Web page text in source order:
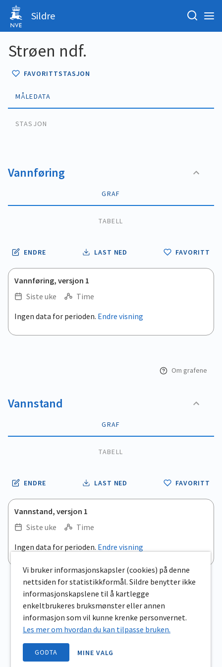
Sildre
Strøen ndf.
FAVORITTSTASJON
MÅLEDATA
STASJON
Vannføring
GRAF
TABELL
ENDRE LAST NED FAVORITT
Vannføring, versjon 1
Siste uke
Time
.
View as data table, .
Ingen data for perioden. Endre visning
Om grafene
Vannstand
GRAF
TABELL
ENDRE LAST NED FAVORITT
Vannstand, versjon 1
Siste uke
Time
.
View as data table, .
Ingen data for perioden. Endre visning
Vi bruker informasjonskapsler (cookies) på denne
nettsiden for statistikkformål. Sildre benytter ikke
informasjonskapslene til å kartlegge
enkeltbrukeres bruksmønster eller annen
informasjon som vil kunne krenke personvernet.
Les mer om hvordan du kan tilpasse bruken.
GODTA MINE VALG